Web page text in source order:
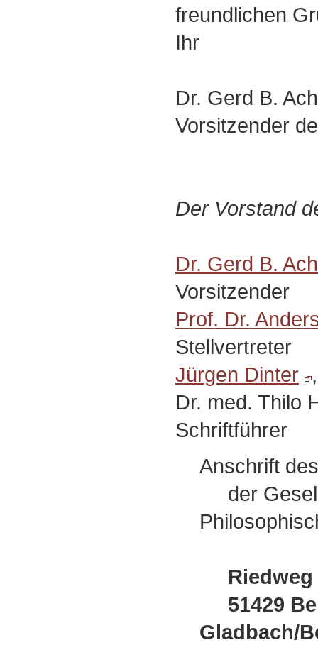
freundlichen
Ihr
Dr. Gerd B.
Vorsitzender
Der Vorstand
Dr. Gerd B.
Vorsitzender
Prof. Dr.
Stellvertreter
Jürgen Dinter
Dr. med. Thilo
Schriftführer
Anschrift
der
51429